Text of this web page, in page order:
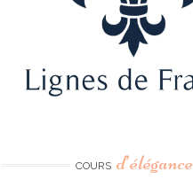
COURS d’élégance